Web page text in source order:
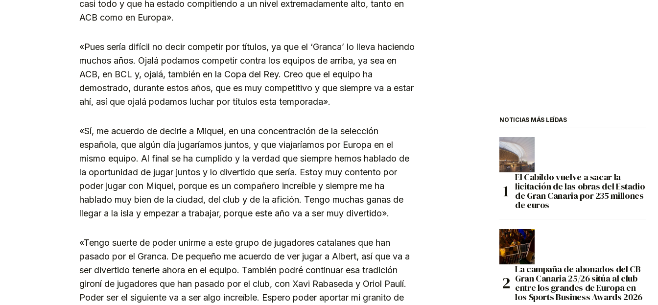
casi todo y que ha estado compitiendo a un nivel extremadamente alto, tanto en
ACB como en Europa».
«Pues sería difícil no decir competir por títulos, ya que el ‘Granca’ lo lleva haciendo
muchos años. Ojalá podamos competir contra los equipos de arriba, ya sea en
ACB, en BCL y, ojalá, también en la Copa del Rey. Creo que el equipo ha
demostrado, durante estos años, que es muy competitivo y que siempre va a estar
ahí, así que ojalá podamos luchar por títulos esta temporada».
«Sí, me acuerdo de decirle a Miquel, en una concentración de la selección
española, que algún día jugaríamos juntos, y que viajaríamos por Europa en el
mismo equipo. Al final se ha cumplido y la verdad que siempre hemos hablado de
la oportunidad de jugar juntos y lo divertido que sería. Estoy muy contento por
poder jugar con Miquel, porque es un compañero increíble y siempre me ha
hablado muy bien de la ciudad, del club y de la afición. Tengo muchas ganas de
llegar a la isla y empezar a trabajar, porque este año va a ser muy divertido».
«Tengo suerte de poder unirme a este grupo de jugadores catalanes que han
pasado por el Granca. De pequeño me acuerdo de ver jugar a Albert, así que va a
ser divertido tenerle ahora en el equipo. También podré continuar esa tradición
gironí de jugadores que han pasado por el club, con Xavi Rabaseda y Oriol Paulí.
Poder ser el siguiente va a ser algo increíble. Espero poder aportar mi granito de
NOTICIAS MÁS LEÍDAS
El Cabildo vuelve a sacar la
licitación de las obras del Estadio
de Gran Canaria por 235 millones
de euros
La campaña de abonados del CB
Gran Canaria 25/26 sitúa al club
entre los grandes de Europa en
los Sports Business Awards 2026